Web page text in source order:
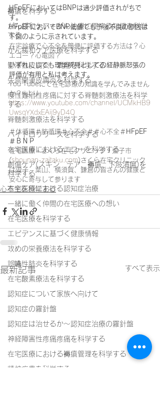
褥瘡を科学する
がん緩和ケア＋がん治療に関する知識を科学
する
がん緩和ケア医療を科学する
鬱滞性皮膚炎・潰瘍を科学する
失禁関連皮膚炎を科学する
慢性難治性疼痛に対する脊髄刺激療法を科学
する
脊髄刺激療法を科学する
ハイドロリリースを科学する
在宅医療におけるエコーを科学する
創傷ケア(スキン テア、褥瘡、下肢潰瘍)を
科学する
在宅医療における認知症治療
一緒に働く仲間の在宅医療への想い
在宅医療を科学する
エビデンスに基づく健康情報
攻めの栄養療法を科学する
誤嚥性肺炎を科学する
在宅酸素療法を科学する
認知症について家族へ向けて
認知症の羅針盤
認知症は治せるか～認知症治療の羅針盤
神経障害性疼痛疼痛を科学する
在宅医療における褥瘡管理を科学する
精神疾患を科学する
HFpEFにおいてはBNPは過少評価されがちで
す。
HFpEFにおいてBNP低値でも予後不良の原因は
下図のように示されています。
在宅診療で心不全を簡便に評価する方法は？心
エコー？心電図？
いずれにしても理学所見としての経静脈怒張の
評価が有用と私は考えます。
You Tubeにて在宅診療の知識を学んでみません
か？☟より
https://www.youtube.com/channel/UCMkHB9
UwsqYXdxEAij9yD4Q
＃体循環＃肺循環＃心不全＃＃心不全＃ HFpEF
＃ＢＮＰ
在宅医療 | さくら在宅クリニック | 逗子市
(shounan-zaitaku.com)さくら在宅クリニック
は逗子、葉山、横須賀、鎌倉の皆さんの健康と
安心に寄与して参ります
心不全を科学する
最新記事 すべて表示